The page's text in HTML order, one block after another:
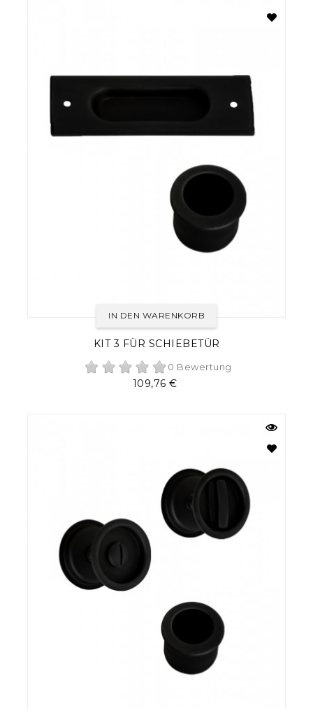
KIT 3 FÜR SCHIEBETÜR
0 Bewertung
Preis
109,76 €
IN DEN WARENKORB